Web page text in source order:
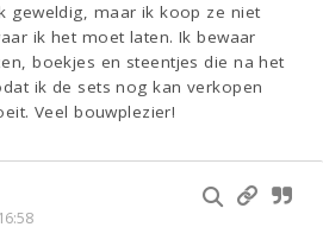
geweldig, maar ik koop ze niet
ik het moet laten. Ik bewaar
boekjes en steentjes die na het
ik de sets nog kan verkopen
Veel bouwplezier!